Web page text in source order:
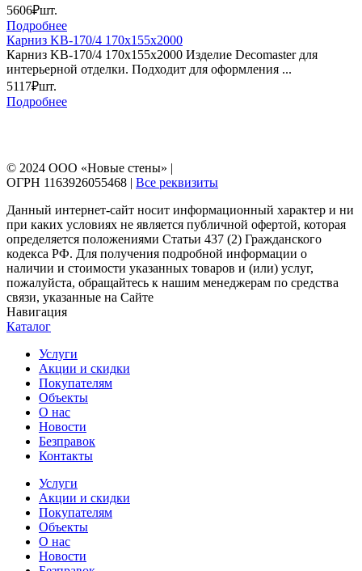
5606₽шт.
Подробнее
Карниз KB-170/4 170х155х2000
Карниз KB-170/4 170х155х2000 Изделие Decomaster для
интерьерной отделки. Подходит для оформления ...
5117₽шт.
Подробнее
© 2024 ООО «Новые стены» |
ОГРН 1163926055468 | Все реквизиты
Данный интернет-сайт носит информационный характер и ни
при каких условиях не является публичной офертой, которая
определяется положениями Статьи 437 (2) Гражданского
кодекса РФ. Для получения подробной информации о
наличии и стоимости указанных товаров и (или) услуг,
пожалуйста, обращайтесь к нашим менеджерам по средства
связи, указанные на Сайте
Навигация
Каталог
Услуги
Акции и скидки
Покупателям
Объекты
О нас
Новости
Безправок
Контакты
Услуги
Акции и скидки
Покупателям
Объекты
О нас
Новости